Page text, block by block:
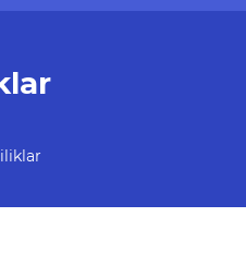
Tahliliy ma'lumotlar
Kelajak markazi
Hisobotlar